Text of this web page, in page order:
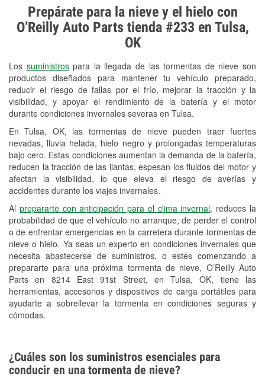
Prepárate para la nieve y el hielo con
O’Reilly Auto Parts tienda #233 en Tulsa,
OK
Los suministrospara la llegada de las tormentas de nieve son
productos diseñados para mantener tu vehículo preparado,
reducir el riesgo de fallas por el frío, mejorar la tracción y la
visibilidad, y apoyar el rendimiento de la batería y el motor
durante condiciones invernales severas en Tulsa.
En Tulsa, OK, las tormentas de nieve pueden traer fuertes
nevadas, lluvia helada, hielo negro y prolongadas temperaturas
bajo cero. Estas condiciones aumentan la demanda de la batería,
reducen la tracción de las llantas, espesan los fluidos del motor y
afectan la visibilidad, lo que eleva el riesgo de averías y
accidentes durante los viajes invernales.
Al prepararte con anticipación para el clima invernal, reduces la
probabilidad de que el vehículo no arranque, de perder el control
o de enfrentar emergencias en la carretera durante tormentas de
nieve o hielo. Ya seas un experto en condiciones invernales que
necesita abastecerse de suministros, o estés comenzando a
prepararte para una próxima tormenta de nieve, O’Reilly Auto
Parts en 8214 East 91st Street, en Tulsa, OK, tiene las
herramientas, accesorios y dispositivos de carga portátiles para
ayudarte a sobrellevar la tormenta en condiciones seguras y
cómodas.
Prueba de alternadores y
arrancadores
Revisión de la luz "Check Engine"
Reciclaje de baterías y aceite
Instalación de bombillas de faros
Instalación de limpiaparabrisas
Programa de Préstamo de
Herramientas
Rectificación de tambores y discos de
freno
Snowstorm Supplies
Tornado Supplies
Conoce más
¿Cuáles son los suministros esenciales para
conducir en una tormenta de nieve?